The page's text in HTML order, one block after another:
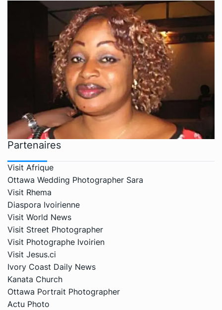
Partenaires
Visit Afrique
Ottawa Wedding Photographer Sara
Visit Rhema
Diaspora Ivoirienne
Visit World News
Visit Street Photographer
Visit Photographe Ivoirien
Visit Jesus.ci
Ivory Coast Daily News
Kanata Church
Ottawa Portrait Photographer
Actu Photo